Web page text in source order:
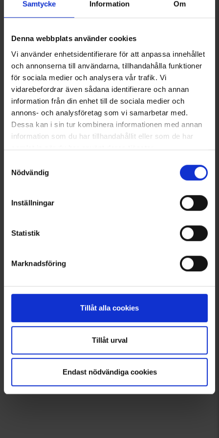
Samtycke Information Om
Denna webbplats använder cookies
Vi använder enhetsidentifierare för att anpassa innehållet
och annonserna till användarna, tillhandahålla funktioner
för sociala medier och analysera vår trafik. Vi
vidarebefordrar även sådana identifierare och annan
information från din enhet till de sociala medier och
annons- och analysföretag som vi samarbetar med.
Dessa kan i sin tur kombinera informationen med annan
information som du har tillhandahållit eller som de har
samlat in när du har använt deras tjänster.
Nödvändig
Inställningar
Statistik
Marknadsföring
Tillåt alla cookies
Tillåt urval
Endast nödvändiga cookies
skador är detta kit en oumbärlig del av din utrustning, designat
för att skydda både dig och din hund på bästa sätt.
1 självhäftande linda 10 x 475cm
1 finger-kombiförband 6 x 100cm
1 blodstopp 5g
1 par skyddshandskar stl M
1 par skyddshandskar stl L
1 st pincett
1 kraftfull sax
2 kompresser 5 x 5cm
2 kompresser 10 x 10cm
1 räddningsfilt
Neverlost Elastisk Tejp Compeed Skavsårsstift
Andra köpte även